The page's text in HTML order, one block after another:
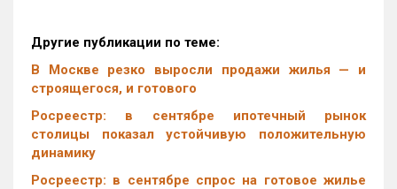
Другие публикации по теме:
В Москве резко выросли продажи жилья — и
строящегося, и готового
Росреестр: в сентябре ипотечный рынок
столицы показал устойчивую положительную
динамику
Росреестр: в сентябре спрос на готовое жилье